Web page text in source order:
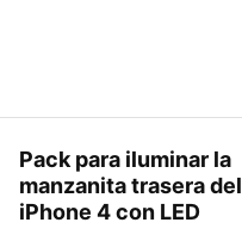
Pack para iluminar la
manzanita trasera del
iPhone 4 con LED